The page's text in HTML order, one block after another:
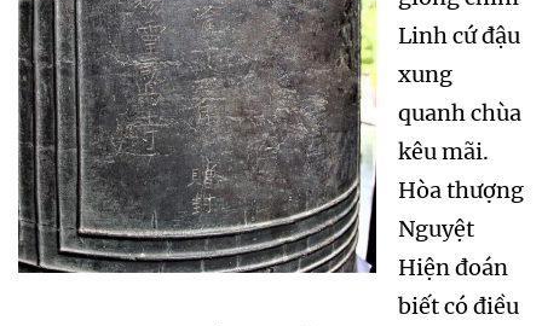
Linh cứ đậu
xung
quanh chùa
kêu mãi.
Hòa thượng
Nguyệt
Hiện đoán
biết có điều